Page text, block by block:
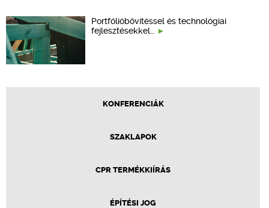
Portfólióbővítéssel és technológiai
fejlesztésekkel…
KONFERENCIÁK
SZAKLAPOK
CPR TERMÉKKIÍRÁS
ÉPÍTÉSI JOG